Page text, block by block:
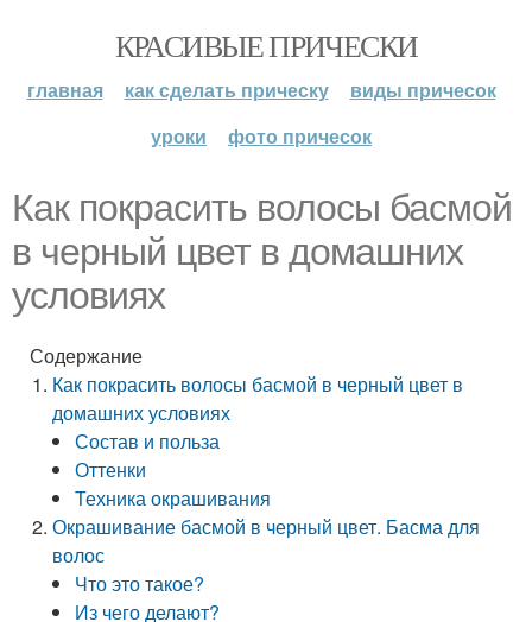
КРАСИВЫЕ ПРИЧЕСКИ
главная как сделать прическу
виды причесок
уроки
фото причесок
Как покрасить волосы басмой
в черный цвет в домашних
условиях
Содержание
Как покрасить волосы басмой в черный цвет в
домашних условиях
Состав и польза
Оттенки
Техника окрашивания
Окрашивание басмой в черный цвет. Басма для
волос
Что это такое?
Из чего делают?